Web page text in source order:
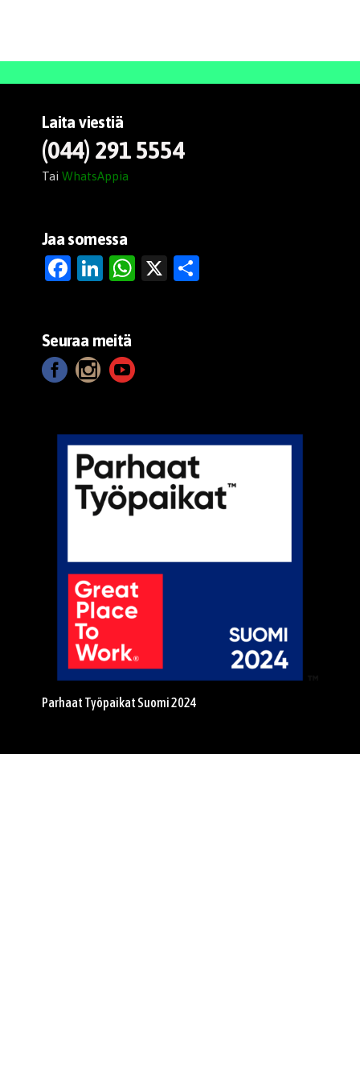
Laita viestiä
(044) 291 5554
Tai WhatsAppia
Jaa somessa
Fa
ok
Li
In
W
p
X
Sh
Seuraa meitä
Parhaat Työpaikat Suomi 2024